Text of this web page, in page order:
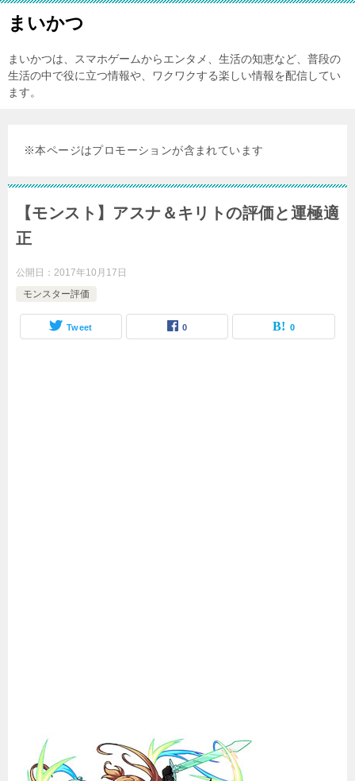
まいかつ
まいかつは、スマホゲームからエンタメ、生活の知恵など、普段の
生活の中で役に立つ情報や、ワクワクする楽しい情報を配信してい
ます。
※本ページはプロモーションが含まれています
【モンスト】アスナ＆キリトの評価と運極適
正
公開日： 2017年10月17日
モンスター評価
Tweet 0 0